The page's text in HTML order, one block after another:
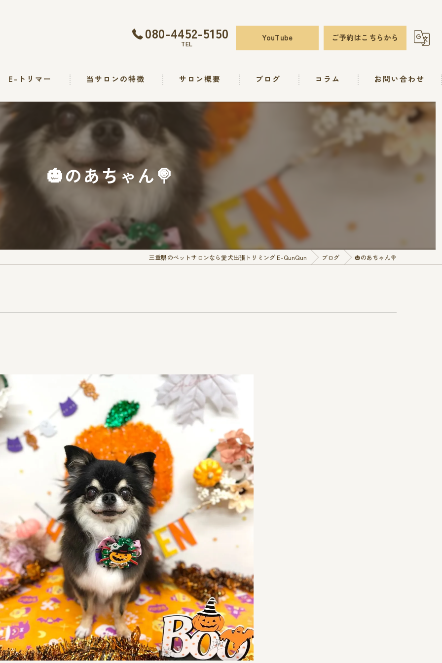
080-4452-5150
TEL
YouTube ご予約はこちらから
E-トリマー 当サロンの特徴
トリミング
シャンプー
出張
サロン概要 ブログ コラム お問い合わせ
🎃のあちゃん🍭
三重県のペットサロンなら愛犬出張トリミング E-QunQun ブログ 🎃のあちゃん🍭